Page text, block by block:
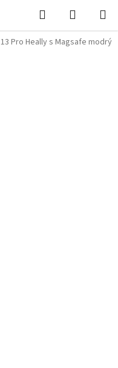
Hľadať
KOŠÍK
Pro Heally s Magsafe modrý